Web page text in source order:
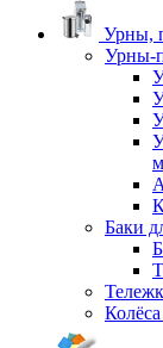
Урны,
Урны-
Баки